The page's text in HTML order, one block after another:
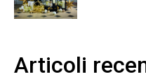
Articoli